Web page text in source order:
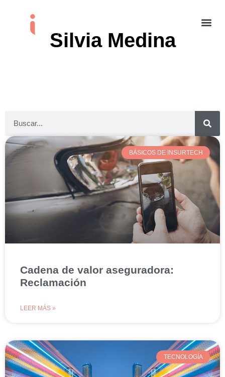
Silvia Medina
BÁSICOS DE INSURTECH
Cadena de valor aseguradora:
Reclamación
LEER MÁS »
TECNOLOGÍA